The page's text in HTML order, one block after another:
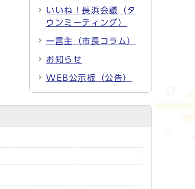
いいね！長浜会議（タ
ウンミーティング）
一言主（市長コラム）
お知らせ
WEB公示板（公告）